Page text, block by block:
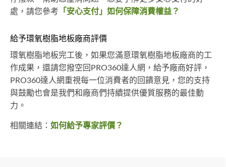
處，請您參考 「安心支付」如何保障消費權益？
給予環氧樹脂地板廠商評價
環氧樹脂地板完工後，如果您滿意環氧樹脂地板廠商的工
作成果，還請您撥空回PRO360達人網，給予廠商好評，
PRO360達人網重視每一位消費者的回饋意見，您的支持
與鼓勵也會是我們和廠商們持續提供優質服務的最佳動
力。
相關連結： 如何給予專家評價？